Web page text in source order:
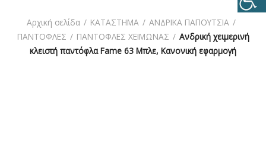
Αρχική σελίδα / ΚΑΤΑΣΤΗΜΑ / ΑΝΔΡΙΚΑ ΠΑΠΟΥΤΣΙΑ /
ΠΑΝΤΟΦΛΕΣ / ΠΑΝΤΟΦΛΕΣ ΧΕΙΜΩΝΑΣ / Ανδρική χειμερινή
κλειστή παντόφλα Fame 63 Μπλε, Κανονική εφαρμογή